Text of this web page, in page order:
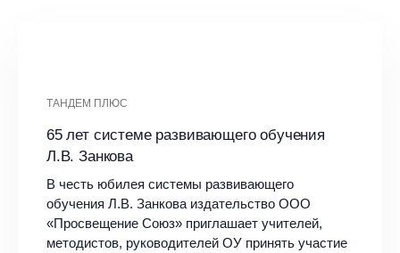
ТАНДЕМ ПЛЮС
65 лет системе развивающего обучения
Л.В. Занкова
В честь юбилея системы развивающего
обучения Л.В. Занкова издательство ООО
«Просвещение Союз» приглашает учителей,
методистов, руководителей ОУ принять участие